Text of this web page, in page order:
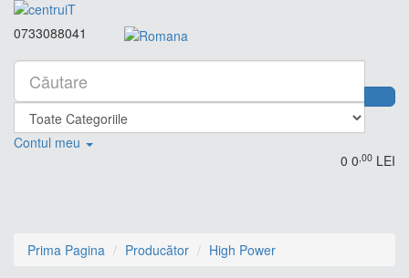
0733088041
Contul meu
0 0,00 LEI
Prima Pagina Producător High Power